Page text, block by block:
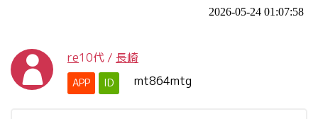
2026-05-24 01:07:58
re10代 / 長崎
APP ID mt864mtg